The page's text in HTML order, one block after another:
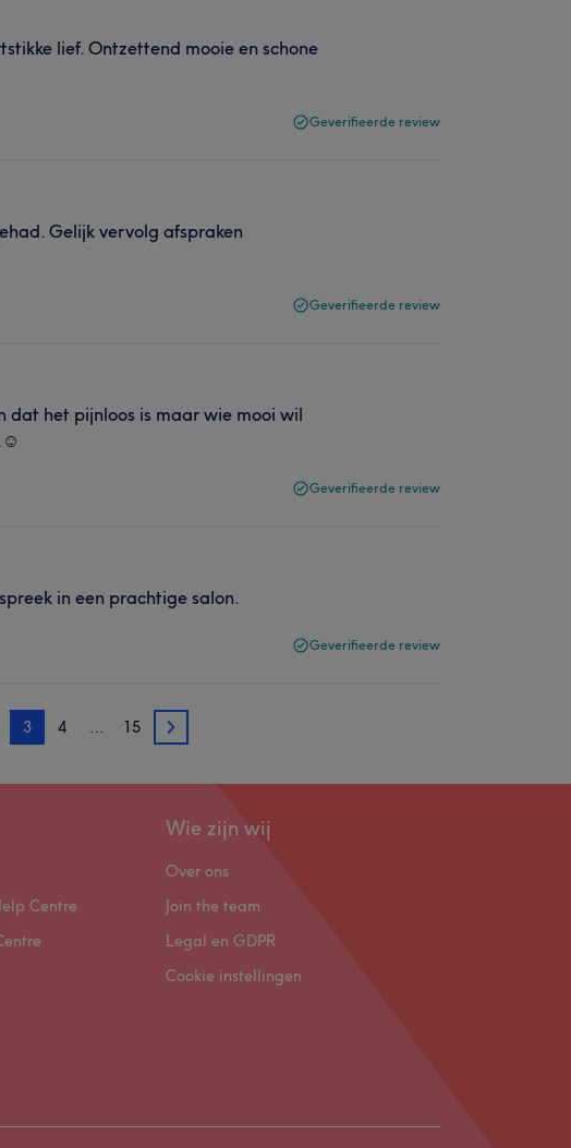
lief. Ontzettend mooie en schone
Geverifieerde review
Gelijk vervolg afspraken
Geverifieerde review
dat het pijnloos is maar wie mooi wil
Geverifieerde review
in een prachtige salon.
Geverifieerde review
3 4 … 15 4
Centre
Wie zijn wij
Over ons
Join the team
Legal en GDPR
Cookie instellingen